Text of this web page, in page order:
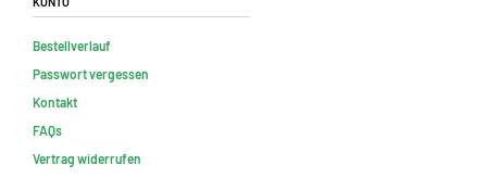
Bestellverlauf
Passwort vergessen
Kontakt
FAQs
Vertrag widerrufen